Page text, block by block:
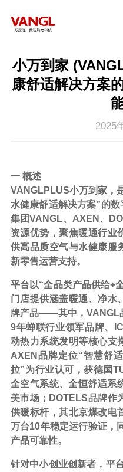
小万到家
康舒适解决方案
2025
一 概述
VANGLPLUS小万到家，
水健康舒适解决方案”的
集团VANGL、AXEN、
资源优势，聚焦暖通行业
供高品质空气与水健康服
新零售运营支持。
平台以“全品类产品供给+
门店提供涵盖暖通、净水
牌产品——其中，VANGL
9年蝉联行业领军品牌、
动热力系统发明等核心支
AXEN品牌定位“智慧舒
拉”为行业认可，获德国
全空气系统、全恒舒适系
美市场；DOTELS品牌作
供暖标杆，其北京煤改电
万台10年稳定运行验证，
产品可靠性。
针对中小创业创新者，平